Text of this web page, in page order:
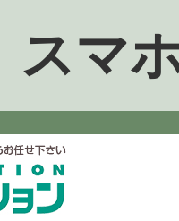
スマ